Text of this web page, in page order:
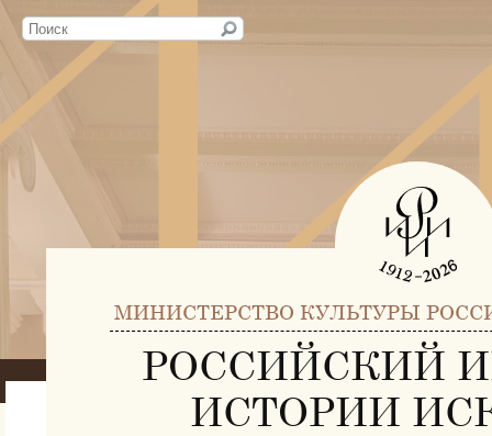
МИНИСТЕРСТВО КУЛЬТУРЫ
РОССИЙСКИЙ
ИСТОРИИ